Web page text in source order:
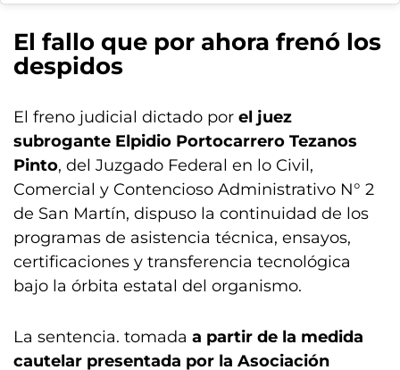
El fallo que por ahora frenó los
despidos
El freno judicial dictado por el juez
subrogante Elpidio Portocarrero Tezanos
Pinto, del Juzgado Federal en lo Civil,
Comercial y Contencioso Administrativo N° 2
de San Martín, dispuso la continuidad de los
programas de asistencia técnica, ensayos,
certificaciones y transferencia tecnológica
bajo la órbita estatal del organismo.
La sentencia. tomada a partir de la medida
cautelar presentada por la Asociación